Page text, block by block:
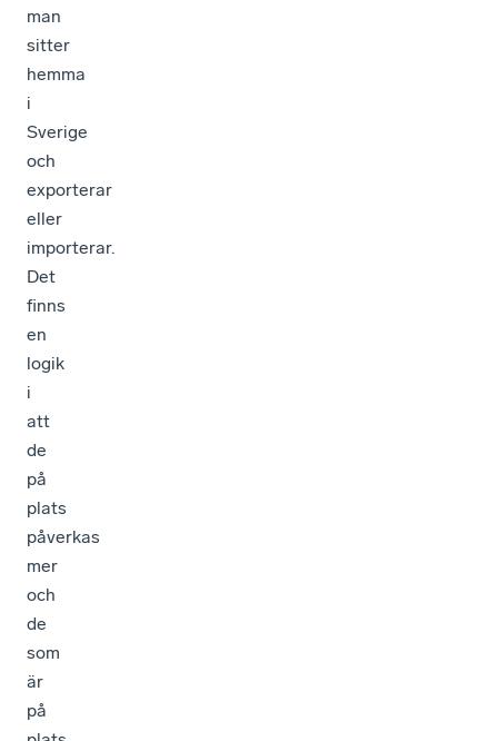
man
sitter
hemma
i
Sverige
och
exporterar
eller
importerar.
Det
finns
en
logik
i
att
de
på
plats
påverkas
mer
och
de
som
är
på